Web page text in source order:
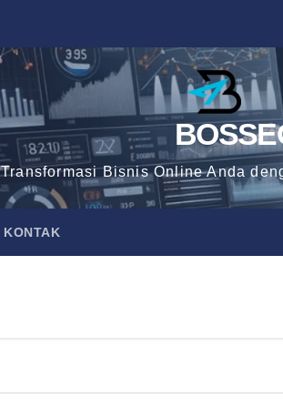
Transformasi Bisnis Online Anda
KONTAK